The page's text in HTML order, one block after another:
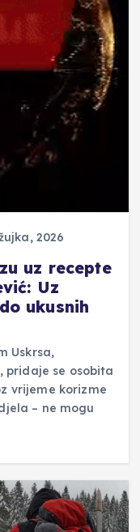
2026
uz recepte
Uz
ukusnih
Uskrsa,
pridaje se osobita
vrijeme korizme
– ne mogu